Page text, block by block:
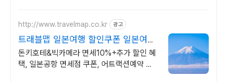
http://www.travelmap.co.kr 광고
트래블맵 일본여행 할인쿠폰 일본여행
필수 쿠폰 다운가능
돈키호테&빅카메라 면세10%+추가 할인 혜
택, 일본공항 면세점 쿠폰, 어트랙션예약 일